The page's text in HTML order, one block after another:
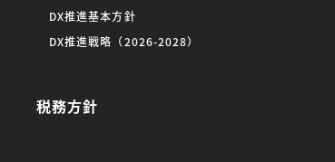
DX推進基本方針
DX推進戦略（2026-2028）
税務方針